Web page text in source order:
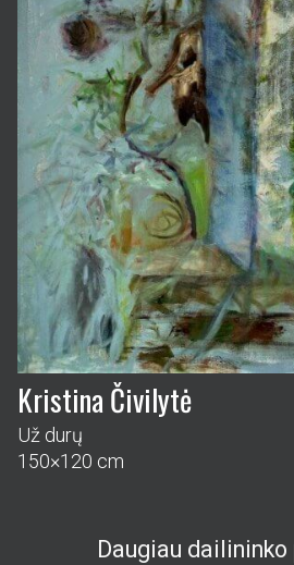
Kristina Čivilytė
Už durų
150×120 cm
Daugiau